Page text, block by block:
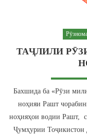
ТАҶЛИЛИ
Бахшида ба «Рӯзи
ноҳияи Рашт
ноҳияҳои водии Рашт,
Ҷумҳурии Тоҷикистон